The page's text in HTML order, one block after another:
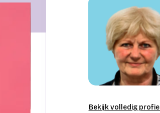
Bekijk volledig profiel